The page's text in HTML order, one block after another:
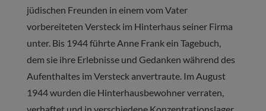
jüdischen Freunden in einem vom Vater
vorbereiteten Versteck im Hinterhaus seiner Firma
unter. Bis 1944 führte Anne Frank ein Tagebuch,
dem sie ihre Erlebnisse und Gedanken während des
Aufenthaltes im Versteck anvertraute. Im August
1944 wurden die Hinterhausbewohner verraten,